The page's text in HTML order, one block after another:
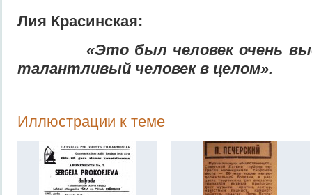
Лия Красинская:
«Это был человек очень
талантливый человек в целом».
Иллюстрации к теме